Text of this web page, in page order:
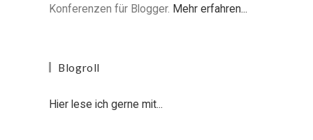
Konferenzen für Blogger. Mehr erfahren...
Blogroll
Hier lese ich gerne mit...